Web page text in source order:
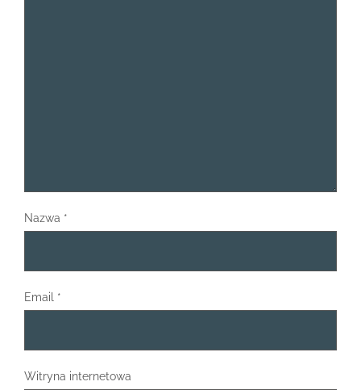
Nazwa *
Email *
Witryna internetowa